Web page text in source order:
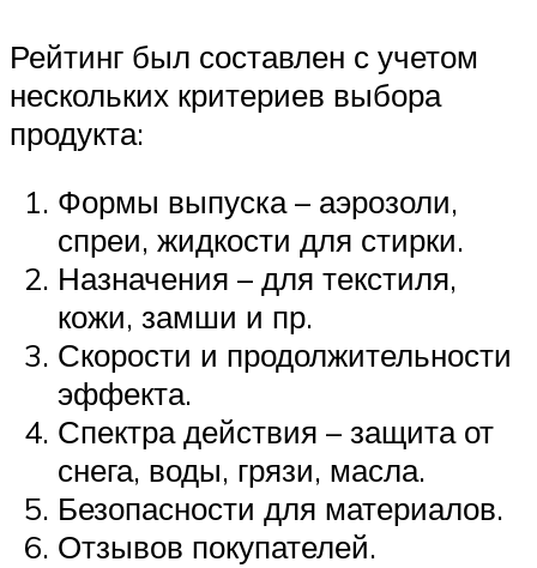
Рейтинг был составлен с учетом
нескольких критериев выбора
продукта:
Формы выпуска – аэрозоли,
спреи, жидкости для стирки.
Назначения – для текстиля,
кожи, замши и пр.
Скорости и продолжительности
эффекта.
Спектра действия – защита от
снега, воды, грязи, масла.
Безопасности для материалов.
Отзывов покупателей.